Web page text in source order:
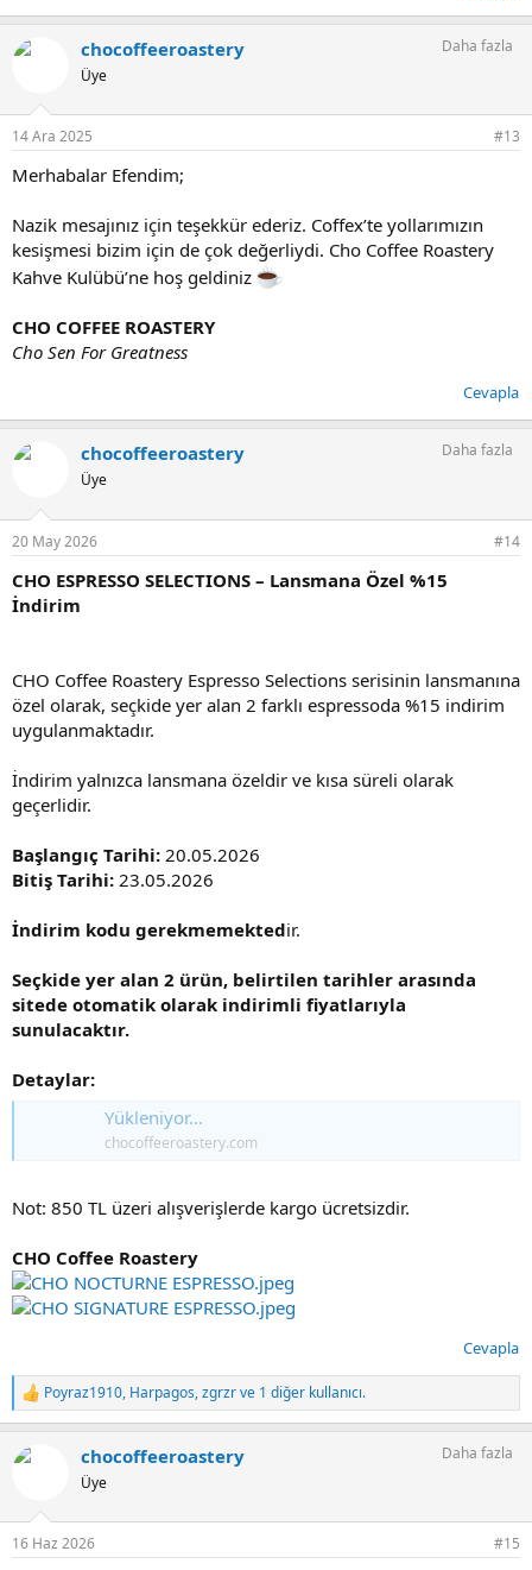
chocoffeeroastery
Üye
Daha fazla
14 Ara 2025 #13
Merhabalar Efendim;
Nazik mesajınız için teşekkür ederiz. Coffex’te yollarımızın
kesişmesi bizim için de çok değerliydi. Cho Coffee Roastery
Kahve Kulübü’ne hoş geldiniz
CHO COFFEE ROASTERY
Cho Sen For Greatness
Cevapla
chocoffeeroastery
Üye
Daha fazla
20 May 2026 #14
CHO ESPRESSO SELECTIONS – Lansmana Özel %15
İndirim
CHO Coffee Roastery Espresso Selections serisinin lansmanına
özel olarak, seçkide yer alan 2 farklı espressoda %15 indirim
uygulanmaktadır.
İndirim yalnızca lansmana özeldir ve kısa süreli olarak
geçerlidir.
Başlangıç Tarihi: 20.05.2026
Bitiş Tarihi: 23.05.2026
İndirim kodu gerekmemektedir.
Seçkide yer alan 2 ürün, belirtilen tarihler arasında
sitede otomatik olarak indirimli fiyatlarıyla
sunulacaktır.
Detaylar:
Yükleniyor...
chocoffeeroastery.com
Not: 850 TL üzeri alışverişlerde kargo ücretsizdir.
CHO Coffee Roastery
Cevapla
T
e
k
:
Poyraz1910, Harpagos,zgrzrve 1 diğer kullanıcı.
chocoffeeroastery
Üye
Daha fazla
16 Haz 2026 #15